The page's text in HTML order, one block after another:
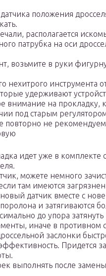
положения
располагается
патрубка на оси
возьмите в руки
нехитрого инструмента
удерживают
внимание на прокладку,
под старым
повторно не
идет уже в комплекте
можете немного
там имеются
новый датчик вместе с
и затягиваются
до упора затянуть
иначе в противном
заслонки
Придется
выполнять после